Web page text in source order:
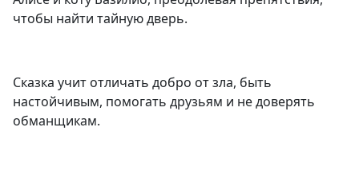
чтобы найти тайную дверь.
Сказка учит отличать добро от зла, быть
настойчивым, помогать друзьям и не доверять
обманщикам.